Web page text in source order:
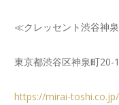
≪クレッセント渋谷神
東京都渋谷区神泉町20-
https://mirai-